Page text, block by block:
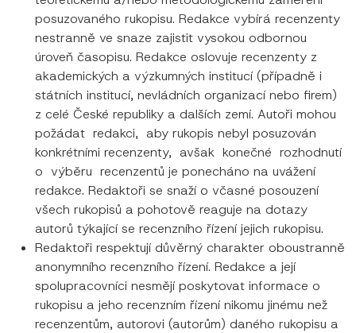
posuzovaného rukopisu. Redakce vybírá recenzenty
nestranně ve snaze zajistit vysokou odbornou
úroveň časopisu. Redakce oslovuje recenzenty z
akademických a výzkumných institucí (případně i
státních institucí, nevládních organizací nebo firem)
z celé České republiky a dalších zemí. Autoři mohou
požádat redakci, aby rukopis nebyl posuzován
konkrétními recenzenty, avšak konečné rozhodnutí
o výběru recenzentů je ponecháno na uvážení
redakce. Redaktoři se snaží o včasné posouzení
všech rukopisů a pohotově reaguje na dotazy
autorů týkající se recenzního řízení jejich rukopisu.
Redaktoři respektují důvěrný charakter oboustranně
anonymního recenzního řízení. Redakce a její
spolupracovníci nesmějí poskytovat informace o
rukopisu a jeho recenzním řízení nikomu jinému než
recenzentům, autorovi (autorům) daného rukopisu a